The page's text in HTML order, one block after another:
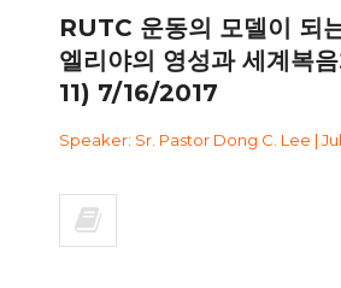
RUTC 운동의 모델이 되
엘리야의 영성과 세계복
11) 7/16/2017
Speaker: Sr. Pastor Dong C. Lee |